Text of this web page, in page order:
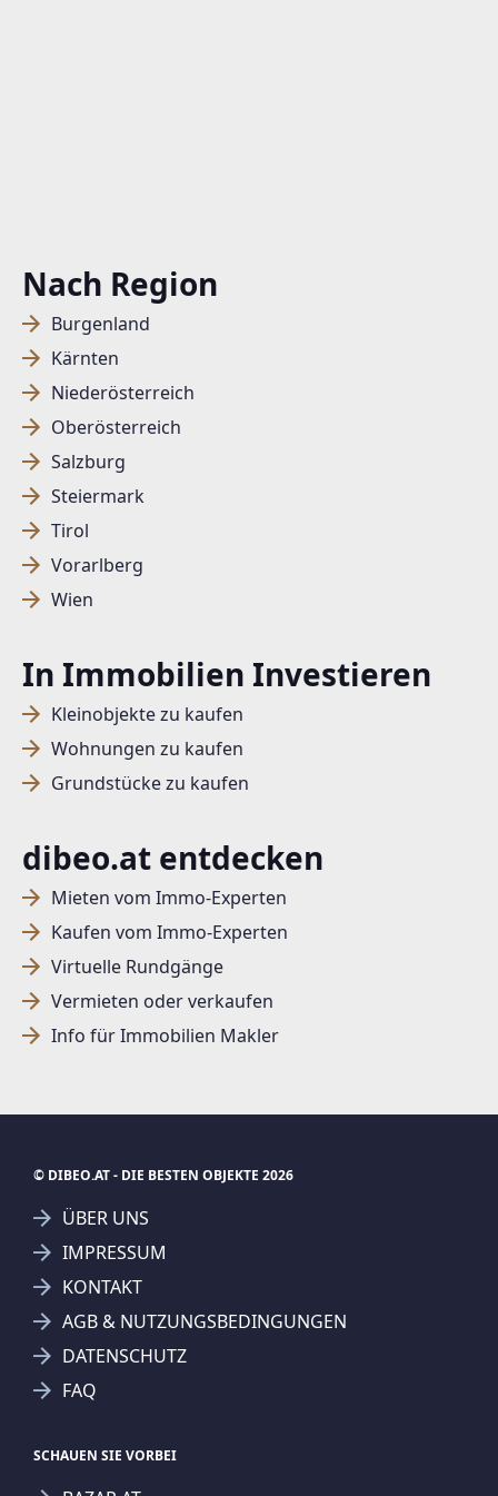
Nach Region
Burgenland
Kärnten
Niederösterreich
Oberösterreich
Salzburg
Steiermark
Tirol
Vorarlberg
Wien
In Immobilien Investieren
Kleinobjekte zu kaufen
Wohnungen zu kaufen
Grundstücke zu kaufen
dibeo.at entdecken
Mieten vom Immo-Experten
Kaufen vom Immo-Experten
Virtuelle Rundgänge
Vermieten oder verkaufen
Info für Immobilien Makler
© DIBEO.AT - DIE BESTEN OBJEKTE 2026
ÜBER UNS
IMPRESSUM
KONTAKT
AGB & NUTZUNGSBEDINGUNGEN
DATENSCHUTZ
FAQ
SCHAUEN SIE VORBEI